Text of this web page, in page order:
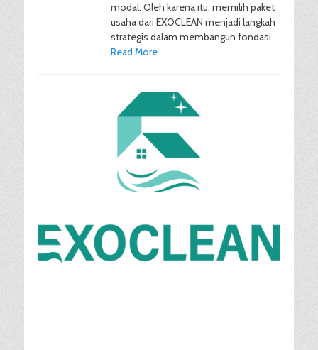
modal. Oleh karena itu, memilih paket
usaha dari EXOCLEAN menjadi langkah
strategis dalam membangun fondasi
Read More …